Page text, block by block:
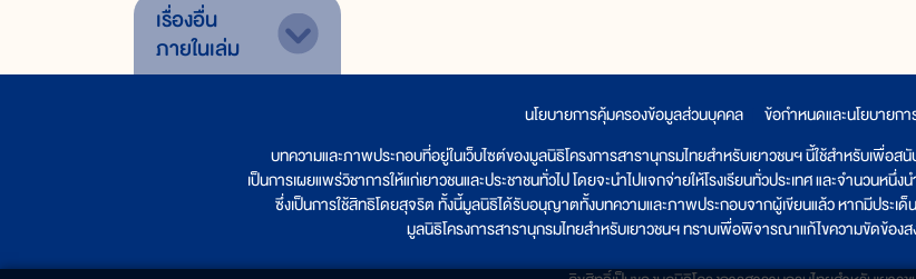
เรื่องอื่น
ภายในเล่ม
นโยบายการคุ้มครองข้อมูลส่วนบุคคล
ข้อกำหนดและนโยบายกา
บทความและภาพประกอบที่อยู่ในเว็บไซต์ของมูลนิธิโครงการสารานุกรมไทยสำหรับเยาวชนฯ นี้ใช้สำหรับเพื่อ
เป็นการเผยแพร่วิชาการให้แก่เยาวชนและประชาชนทั่วไป โดยจะนำไปแจกจ่ายให้โรงเรียนทั่วประเทศ และจำนว
ซึ่งเป็นการใช้สิทธิโดยสุจริต ทั้งนี้มูลนิธิได้รับอนุญาตทั้งบทความและภาพประกอบจากผู้เขียนแล้ว หากมีประเด็
มูลนิธิโครงการสารานุกรมไทยสำหรับเยาวชนฯ ทราบเพื่อพิจารณาแก้ไขความขัดข้อง